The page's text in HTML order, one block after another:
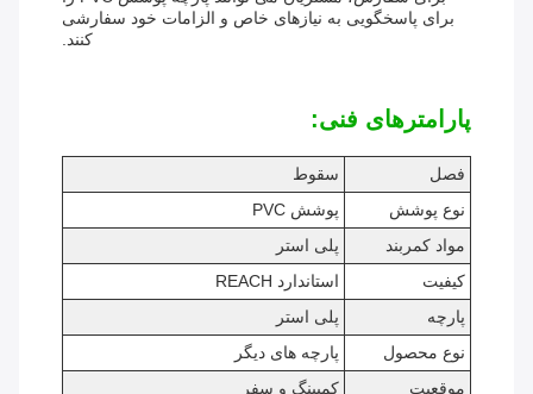
برای پاسخگویی به نیازهای خاص و الزامات خود سفارشی
کنند.
پارامترهای فنی:
فصل
سقوط
نوع پوشش
پوشش PVC
مواد کمربند
پلی استر
کیفیت
استاندارد REACH
پارچه
پلی استر
نوع محصول
پارچه های دیگر
موقعيت
کمپینگ و سفر